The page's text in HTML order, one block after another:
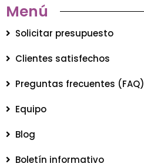
Menú
Solicitar presupuesto
Clientes satisfechos
Preguntas frecuentes (FAQ)
Equipo
Blog
Boletín informativo